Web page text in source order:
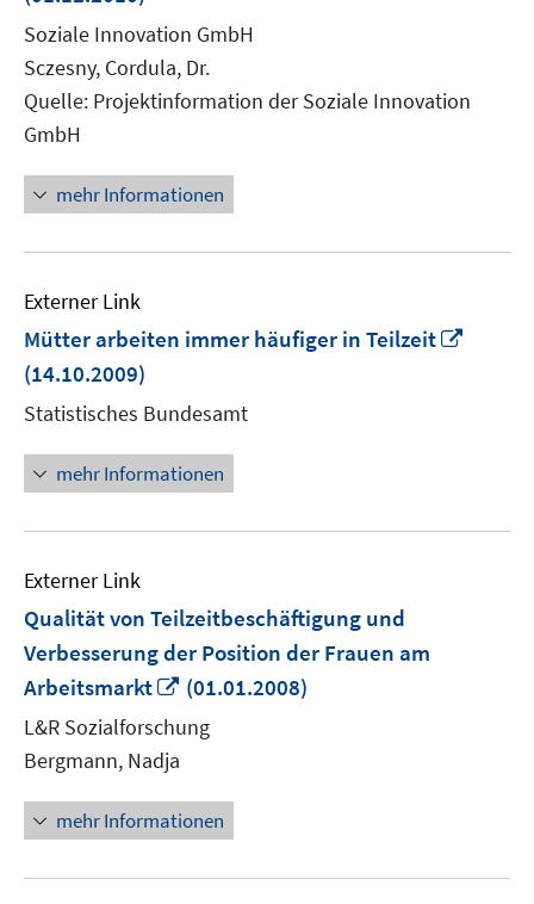
Soziale Innovation GmbH
Sczesny, Cordula, Dr.
Quelle: Projektinformation der Soziale Innovation
GmbH
mehr Informationen
Externer Link
Mütter arbeiten immer häufiger in Teilzeit
(14.10.2009)
Statistisches Bundesamt
mehr Informationen
Externer Link
Qualität von Teilzeitbeschäftigung und
Verbesserung der Position der Frauen am
Arbeitsmarkt
In
Fenster
(01.01.2008)
L&R Sozialforschung
Bergmann, Nadja
mehr Informationen